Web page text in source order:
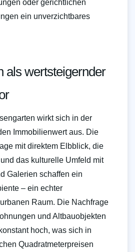
oder gerichtlichen
ein unverzichtbares
als wertsteigernder
wirkt sich in der
Immobilienwert aus. Die
mit direktem Elbblick, die
das kulturelle Umfeld mit
Galerien schaffen ein
– ein echter
Raum. Die Nachfrage
und Altbauobjekten
hoch, was sich in
Quadratmeterpreisen